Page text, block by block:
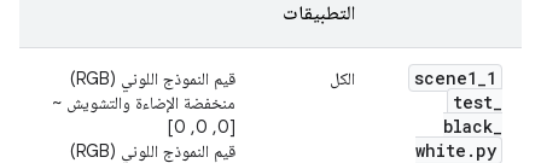
التطبيقات
scene1_1
test_
black_
white . py
الكل
قيم النموذج اللوني (RGB)
منخفضة الإضاءة والتشويش ~
[0, 0, 0]
قيم النموذج اللوني (RGB)